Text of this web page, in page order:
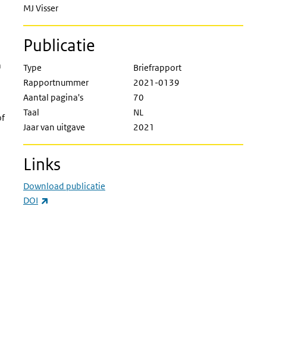
MJ Visser
Publicatie
Type
Briefrapport
Rapportnummer
2021-0139
Aantal pagina's
70
Taal
NL
Jaar van uitgave
2021
Links
Download publicatie
DOI